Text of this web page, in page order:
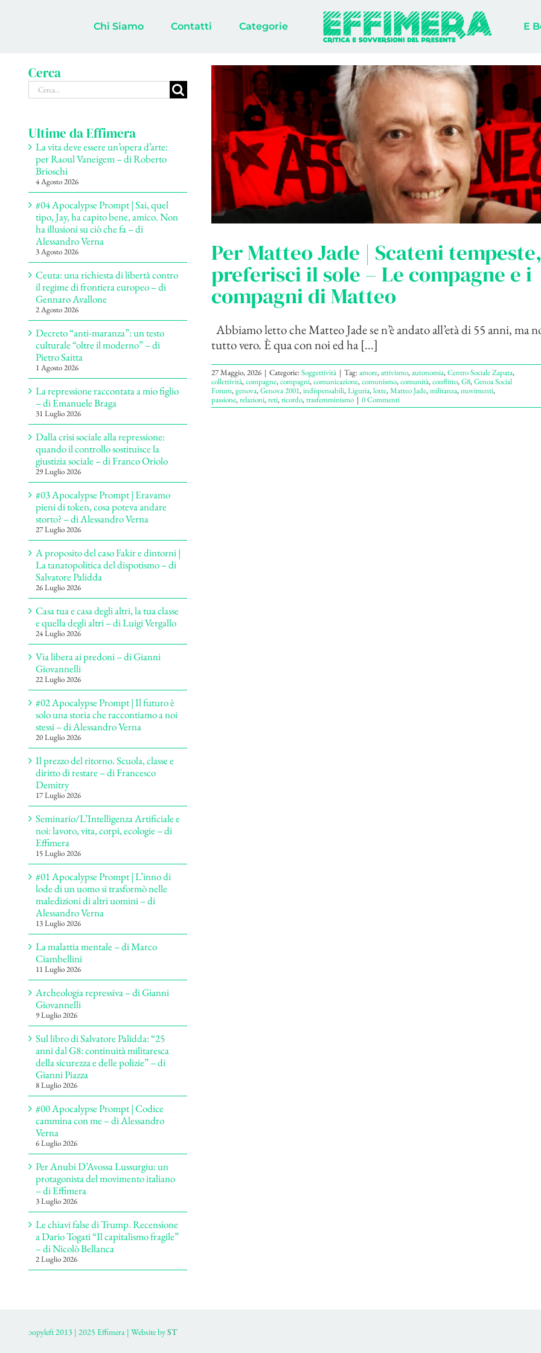
Chi Siamo Contatti Categorie E
Per Matteo Jade | Scateni
preferisci il sole – Le compagne e i
compagni di Matteo
Abbiamo letto che Matteo Jade se n’è andato all’età di 55 anni, ma
tutto vero. È qua con noi ed ha [...]
27 Maggio, 2026 | Categorie:Soggettività | Tag:amore,attivismo,autonomia,Centro Sociale Zapata,
collettività,compagne,compagni,comunicazione,comunismo,comunità,conflitto,G8,Genoa Social
Forum,genova,Genova 2001,indispensabili,Liguria,lotte,Matteo Jade,militanza,movimenti,
passione,relazioni,reti,ricordo,trasfemminismo | 0 Commenti
Cerca
Cerca
per:
Ultime da Effimera
La vita deve essere un’opera d’arte:
per Raoul Vaneigem – di Roberto
Brioschi
4 Agosto 2026
#04 Apocalypse Prompt | Sai, quel
tipo, Jay, ha capito bene, amico. Non
ha illusioni su ciò che fa – di
Alessandro Verna
3 Agosto 2026
Ceuta: una richiesta di libertà contro
il regime di frontiera europeo – di
Gennaro Avallone
2 Agosto 2026
Decreto “anti-maranza”: un testo
culturale “oltre il moderno” – di
Pietro Saitta
1 Agosto 2026
La repressione raccontata a mio figlio
– di Emanuele Braga
31 Luglio 2026
Dalla crisi sociale alla repressione:
quando il controllo sostituisce la
giustizia sociale – di Franco Oriolo
29 Luglio 2026
#03 Apocalypse Prompt | Eravamo
pieni di token, cosa poteva andare
storto? – di Alessandro Verna
27 Luglio 2026
A proposito del caso Fakir e dintorni |
La tanatopolitica del dispotismo – di
Salvatore Palidda
26 Luglio 2026
Casa tua e casa degli altri, la tua classe
e quella degli altri – di Luigi Vergallo
24 Luglio 2026
Via libera ai predoni – di Gianni
Giovannelli
22 Luglio 2026
#02 Apocalypse Prompt | Il futuro è
solo una storia che raccontiamo a noi
stessi – di Alessandro Verna
20 Luglio 2026
Il prezzo del ritorno. Scuola, classe e
diritto di restare – di Francesco
Demitry
17 Luglio 2026
Seminario/L’Intelligenza Artificiale e
noi: lavoro, vita, corpi, ecologie – di
Effimera
15 Luglio 2026
#01 Apocalypse Prompt | L’inno di
lode di un uomo si trasformò nelle
maledizioni di altri uomini – di
Alessandro Verna
13 Luglio 2026
La malattia mentale – di Marco
Ciambellini
11 Luglio 2026
Archeologia repressiva – di Gianni
Giovannelli
9 Luglio 2026
Sul libro di Salvatore Palidda: “25
anni dal G8: continuità militaresca
della sicurezza e delle polizie” – di
Gianni Piazza
8 Luglio 2026
#00 Apocalypse Prompt | Codice
cammina con me – di Alessandro
Verna
6 Luglio 2026
Per Anubi D’Avossa Lussurgiu: un
protagonista del movimento italiano
– di Effimera
3 Luglio 2026
Le chiavi false di Trump. Recensione
a Dario Togati “Il capitalismo fragile”
– di Nicolò Bellanca
2 Luglio 2026
ɔopyleft 2013 | 2025 Effimera | Website byST